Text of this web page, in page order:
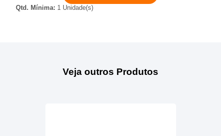
Qtd. Mínima: 1 Unidade(s)
Veja outros Produtos